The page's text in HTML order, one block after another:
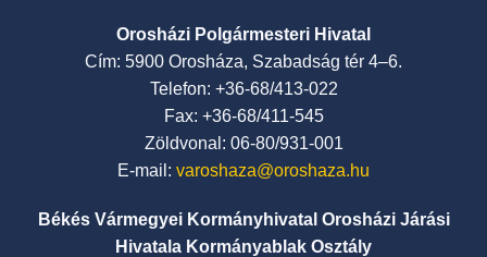
Orosházi Polgármesteri Hivatal
Cím: 5900 Orosháza, Szabadság tér 4–6.
Telefon: +36-68/413-022
Fax: +36-68/411-545
Zöldvonal: 06-80/931-001
E-mail: varoshaza@oroshaza.hu
Békés Vármegyei Kormányhivatal Orosházi Járási
Hivatala Kormányablak Osztály